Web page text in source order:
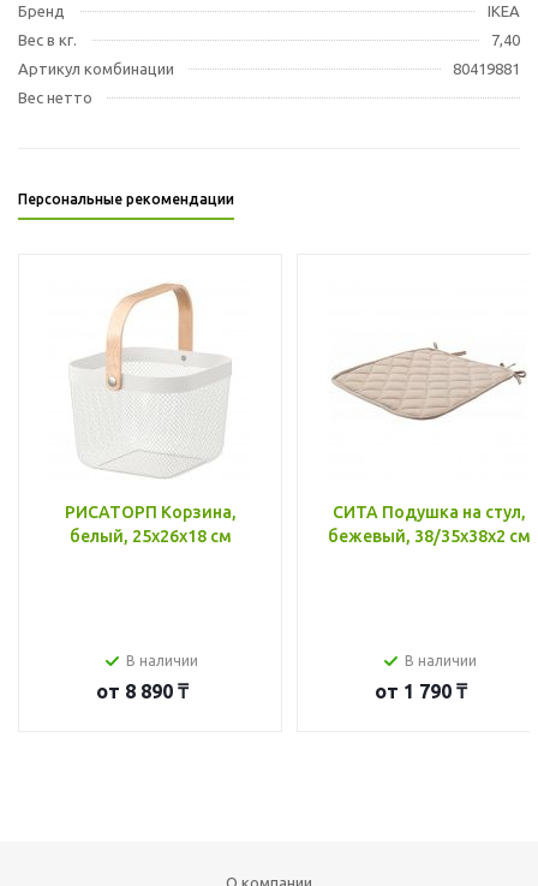
Бренд
IKEA
Вес в кг.
7,40
Артикул комбинации
80419881
Вес нетто
Персональные рекомендации
РИСАТОРП Корзина,
белый, 25x26x18 см
В наличии
от 8 890 ₸
СИТА Подушка на стул,
бежевый, 38/35x38x2 см
В наличии
от 1 790 ₸
О компании